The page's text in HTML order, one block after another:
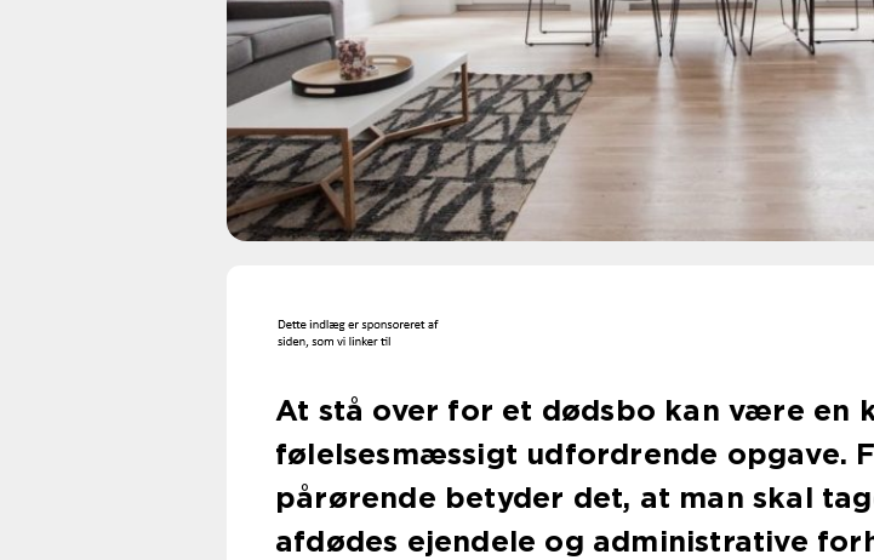
At stå over for et dødsbo kan være en
følelsesmæssigt udfordrende opgave.
pårørende betyder det, at man skal
afdødes ejendele og administrative